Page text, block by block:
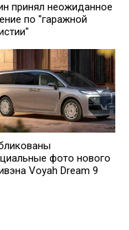
принял неожиданное
по "гаражной
фото нового
Voyah Dream 9